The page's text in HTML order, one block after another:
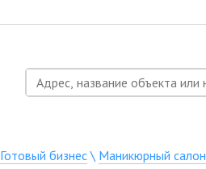
Готовый бизнес\ Маникюрный салон